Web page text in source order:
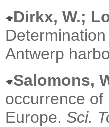
Dirkx, W.;
Antwerp
Salomons,
occurrence of
Europe. Sci.